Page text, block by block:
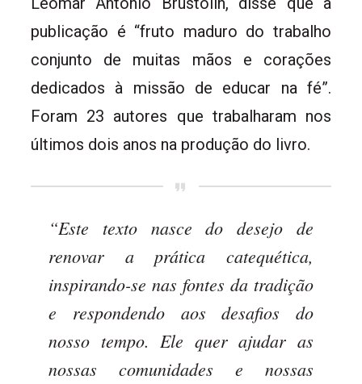
publicação é “fruto maduro do trabalho
conjunto de muitas mãos e corações
dedicados à missão de educar na fé”.
Foram 23 autores que trabalharam nos
últimos dois anos na produção do livro.
“Este texto nasce do desejo de
renovar a prática catequética,
inspirando-se nas fontes da tradição
e respondendo aos desafios do
nosso tempo. Ele quer ajudar as
nossas comunidades e nossas